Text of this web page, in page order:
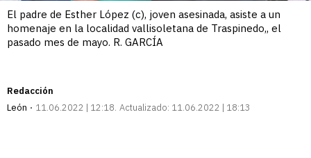
El padre de Esther López (c), joven asesinada, asiste a un
homenaje en la localidad vallisoletana de Traspinedo,, el
pasado mes de mayo. R. GARCÍA
Redacción
León
11.06.2022 | 12:18 Actualizado: 11.06.2022 | 18:13